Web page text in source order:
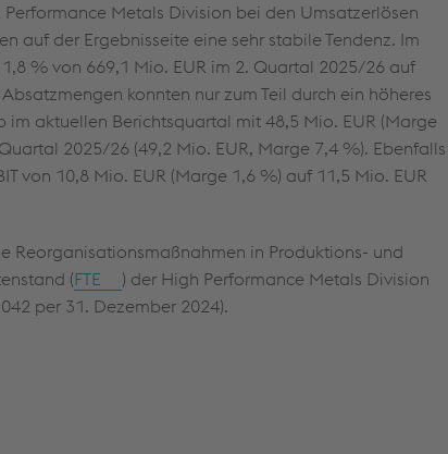
Metals Division bei den Umsatzerlösen
auf der Ergebnisseite eine sehr stabile Tendenz. Im
% von 669,1 Mio. EUR im 2. Quartal 2025/26 auf
konnten nur zum Teil durch ein höheres
im aktuellen Berichtsquartal mit 48,5 Mio. EUR (Marge
2025/26 (49,2 Mio. EUR, Marge 7,4 %). Ebenfalls
von 10,8 Mio. EUR (Marge 1,6 %) auf 11,5 Mio. EUR
Reorganisationsmaßnahmen in Produktions- und
(FTE
) der High Performance Metals Division
per 31. Dezember 2024).